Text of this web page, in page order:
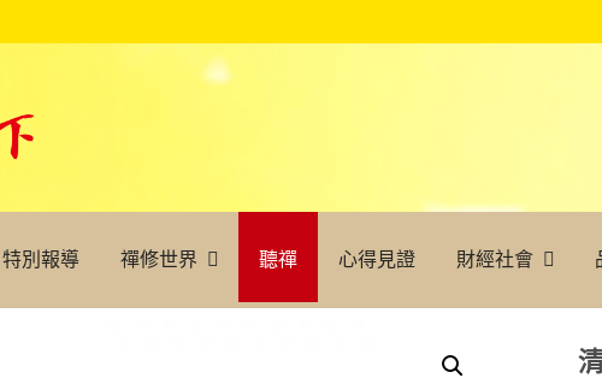
特別報導 禪修世界 聽禪 心得見證 財經社會